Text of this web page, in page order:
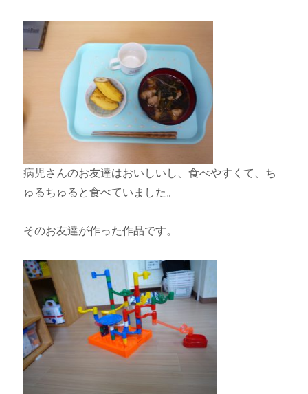
病児さんのお友達はおいしいし、食べやすくて、ち
ゅるちゅると食べていました。
そのお友達が作った作品です。